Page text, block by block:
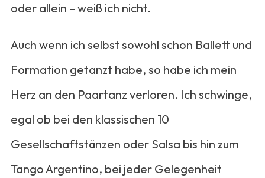
oder allein – weiß ich nicht.
Auch wenn ich selbst sowohl schon Ballett und
Formation getanzt habe, so habe ich mein
Herz an den Paartanz verloren. Ich schwinge,
egal ob bei den klassischen 10
Gesellschaftstänzen oder Salsa bis hin zum
Tango Argentino, bei jeder Gelegenheit